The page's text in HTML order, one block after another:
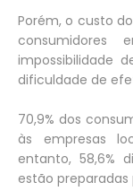
Porém, o custo
consumidores
impossibilidade
dificuldade de
70,9% dos
às empresas
entanto, 58,6%
estão